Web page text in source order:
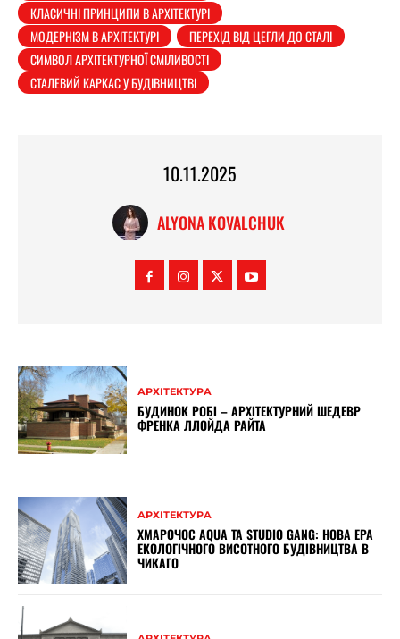
КЛАСИЧНІ ПРИНЦИПИ В АРХІТЕКТУРІ
МОДЕРНІЗМ В АРХІТЕКТУРІ
ПЕРЕХІД ВІД ЦЕГЛИ ДО СТАЛІ
СИМВОЛ АРХІТЕКТУРНОЇ СМІЛИВОСТІ
СТАЛЕВИЙ КАРКАС У БУДІВНИЦТВІ
10.11.2025
ALYONA KOVALCHUK
АРХІТЕКТУРА
БУДИНОК РОБІ – АРХІТЕКТУРНИЙ ШЕДЕВР
ФРЕНКА ЛЛОЙДА РАЙТА
АРХІТЕКТУРА
ХМАРОЧОС AQUA ТА STUDIO GANG: НОВА ЕРА
ЕКОЛОГІЧНОГО ВИСОТНОГО БУДІВНИЦТВА В
ЧИКАГО